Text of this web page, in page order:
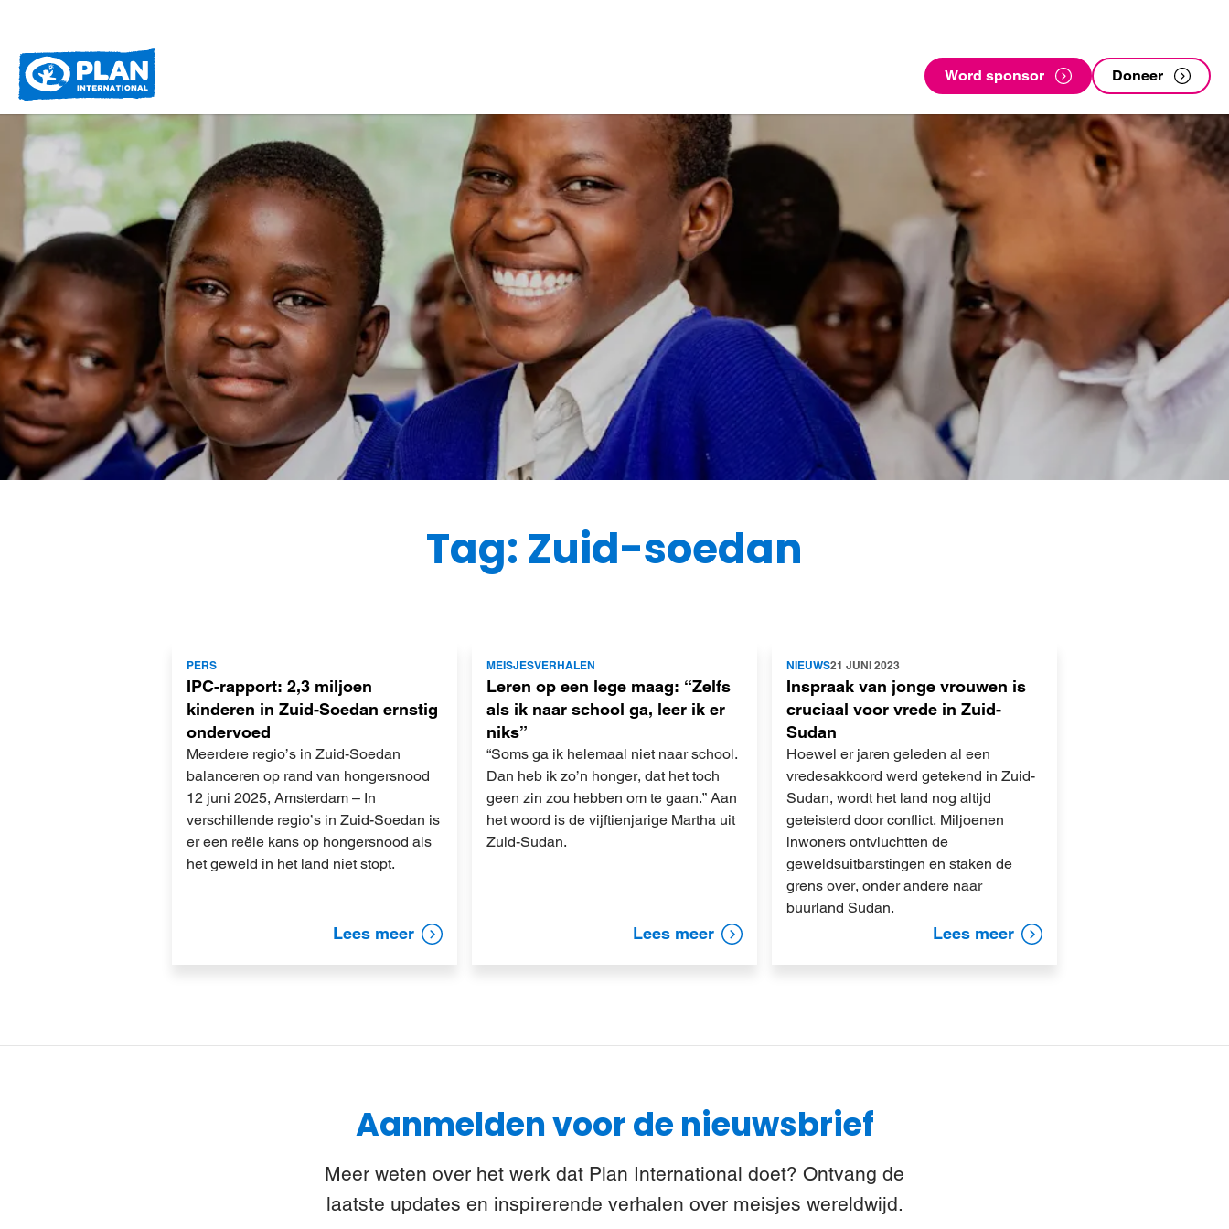
Word sponsor Doneer
Tag: Zuid-soedan
PERS
IPC-rapport: 2,3 miljoen
kinderen in Zuid-Soedan ernstig
ondervoed
Meerdere regio’s in Zuid-Soedan
balanceren op rand van hongersnood
12 juni 2025, Amsterdam – In
verschillende regio’s in Zuid-Soedan is
er een reële kans op hongersnood als
het geweld in het land niet stopt.
Lees meer
meer
MEISJESVERHALEN
Leren op een lege maag: “Zelfs
als ik naar school ga, leer ik er
niks”
“Soms ga ik helemaal niet naar school.
Dan heb ik zo’n honger, dat het toch
geen zin zou hebben om te gaan.” Aan
het woord is de vijftienjarige Martha uit
Zuid-Sudan.
Lees meer
meer
NIEUWS21 JUNI 2023
Inspraak van jonge vrouwen is
cruciaal voor vrede in Zuid-
Sudan
Hoewel er jaren geleden al een
vredesakkoord werd getekend in Zuid-
Sudan, wordt het land nog altijd
geteisterd door conflict. Miljoenen
inwoners ontvluchtten de
geweldsuitbarstingen en staken de
grens over, onder andere naar
buurland Sudan.
Lees meer
meer
Aanmelden voor de nieuwsbrief
Meer weten over het werk dat Plan International doet? Ontvang de
laatste updates en inspirerende verhalen over meisjes wereldwijd.